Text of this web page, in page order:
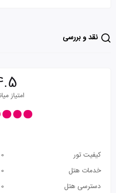
نقد و بررسی
امتیاز
کیفیت تور 0 امتیاز
خدمات هتل
0 امتیاز
دسترسی هتل
0 امتیاز